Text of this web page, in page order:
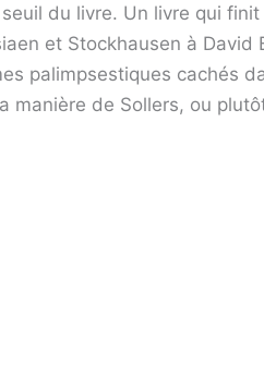
du livre. Un ­livre qui
et Stockhausen à David
palimpsestiques cachés
manière de Sollers, ou